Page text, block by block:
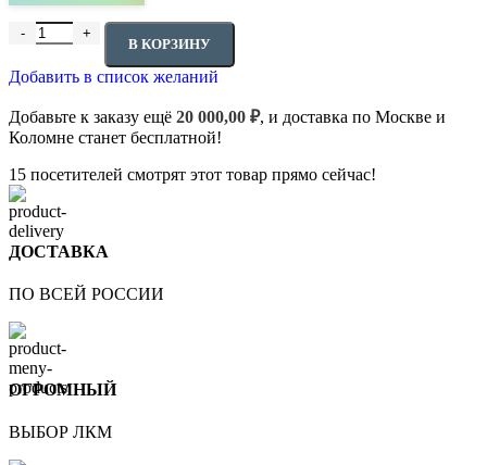
Количество товара NEOMID INTERIOR Лак для деревянных
В КОРЗИНУ
Добавить в список желаний
Добавьте к заказу ещё 20 000,00 ₽, и доставка по Москве и
Коломне станет бесплатной!
15 посетителей смотрят этот товар прямо сейчас!
ДОСТАВКА
ПО ВСЕЙ РОССИИ
ОГРОМНЫЙ
ВЫБОР ЛКМ